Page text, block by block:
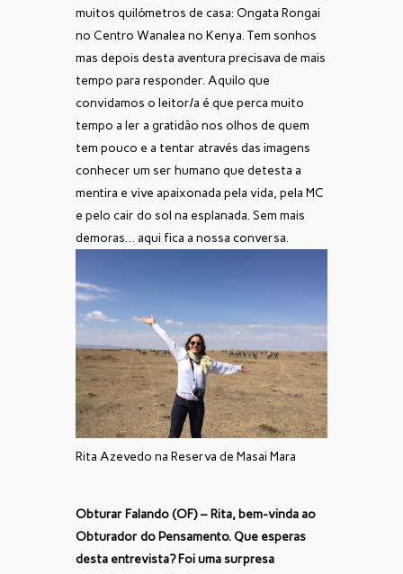
muitos quilómetros de casa: Ongata Rongai
no Centro Wanalea no Kenya. Tem sonhos
mas depois desta aventura precisava de mais
tempo para responder. Aquilo que
convidamos o leitor/a é que perca muito
tempo a ler a gratidão nos olhos de quem
tem pouco e a tentar através das imagens
conhecer um ser humano que detesta a
mentira e vive apaixonada pela vida, pela MC
e pelo cair do sol na esplanada. Sem mais
demoras… aqui fica a nossa conversa.
Rita Azevedo na Reserva de Masai Mara
Obturar Falando (OF) – Rita, bem-vinda ao
Obturador do Pensamento. Que esperas
desta entrevista? Foi uma surpresa